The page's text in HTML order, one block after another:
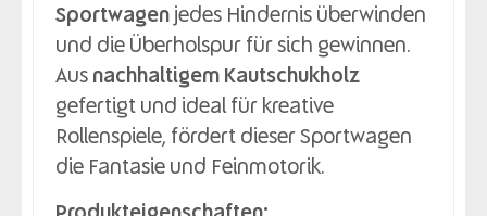
Sportwagen jedes Hindernis überwinden
und die Überholspur für sich gewinnen.
Aus nachhaltigem Kautschukholz
gefertigt und ideal für kreative
Rollenspiele, fördert dieser Sportwagen
die Fantasie und Feinmotorik.